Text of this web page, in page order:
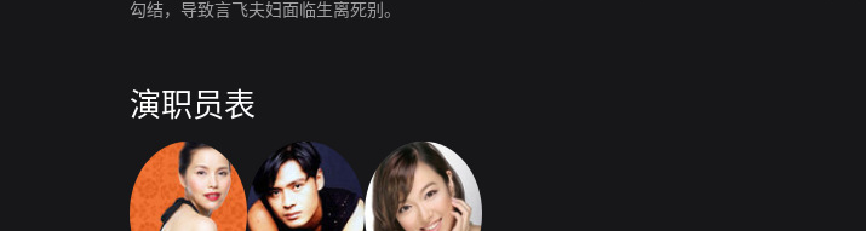
勾结，导致言飞夫妇面临生离死别。
演职员表